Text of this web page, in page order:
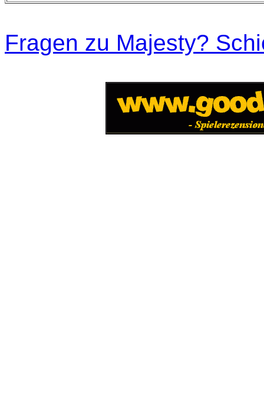
Fragen zu Majesty?